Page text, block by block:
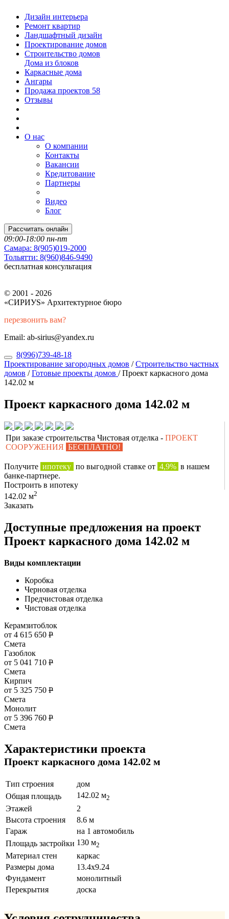
Дизайн интерьера
Ремонт квартир
Ландшафтный дизайн
Проектирование домов
Строительство домов
Дома из блоков
Каркасные дома
Ангары
Продажа проектов 58
Отзывы
О нас
О компании
Контакты
Вакансии
Кредитование
Партнеры
Видео
Блог
Рассчитать онлайн
09:00-18:00 пн-пт
Самара: 8(905)019-2000
Тольятти: 8(960)846-9490
бесплатная консультация
© 2001 - 2026
«СИРИУS» Архитектурное бюро
перезвонить вам?
Email: ab-sirius@yandex.ru
8(996)739-48-18
Проектирование загородных домов /Строительство частных
домов /Готовые проекты домов /Проект каркасного дома
142.02 м
Проект каркасного дома 142.02 м
При заказе строительства Чистовая отделка - ПРОЕКТ
СООРУЖЕНИЯ БЕСПЛАТНО!
Получите ипотеку по выгодной ставке от 4,9% в нашем
банке-партнере.
Построить в ипотеку
142.02 м2
Заказать
Доступные предложения на проект
Проект каркасного дома 142.02 м
Виды комплектации
Коробка
Черновая отделка
Предчистовая отделка
Чистовая отделка
Керамзитоблок
от 4 615 650 Р
Смета
Газоблок
от 5 041 710 Р
Смета
Кирпич
от 5 325 750 Р
Смета
Монолит
от 5 396 760 Р
Смета
Характеристики проекта
Проект каркасного дома 142.02 м
Тип строения
дом
Общая площадь
142.02 м2
Этажей
2
Высота строения
8.6 м
Гараж
на 1 автомобиль
Площадь застройки 130 м2
Материал стен
каркас
Размеры дома
13.4x9.24
Фундамент
монолитный
Перекрытия
доска